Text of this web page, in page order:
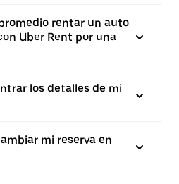
rentar un auto
Uber Rent por una
los detalles de mi
mi reserva en